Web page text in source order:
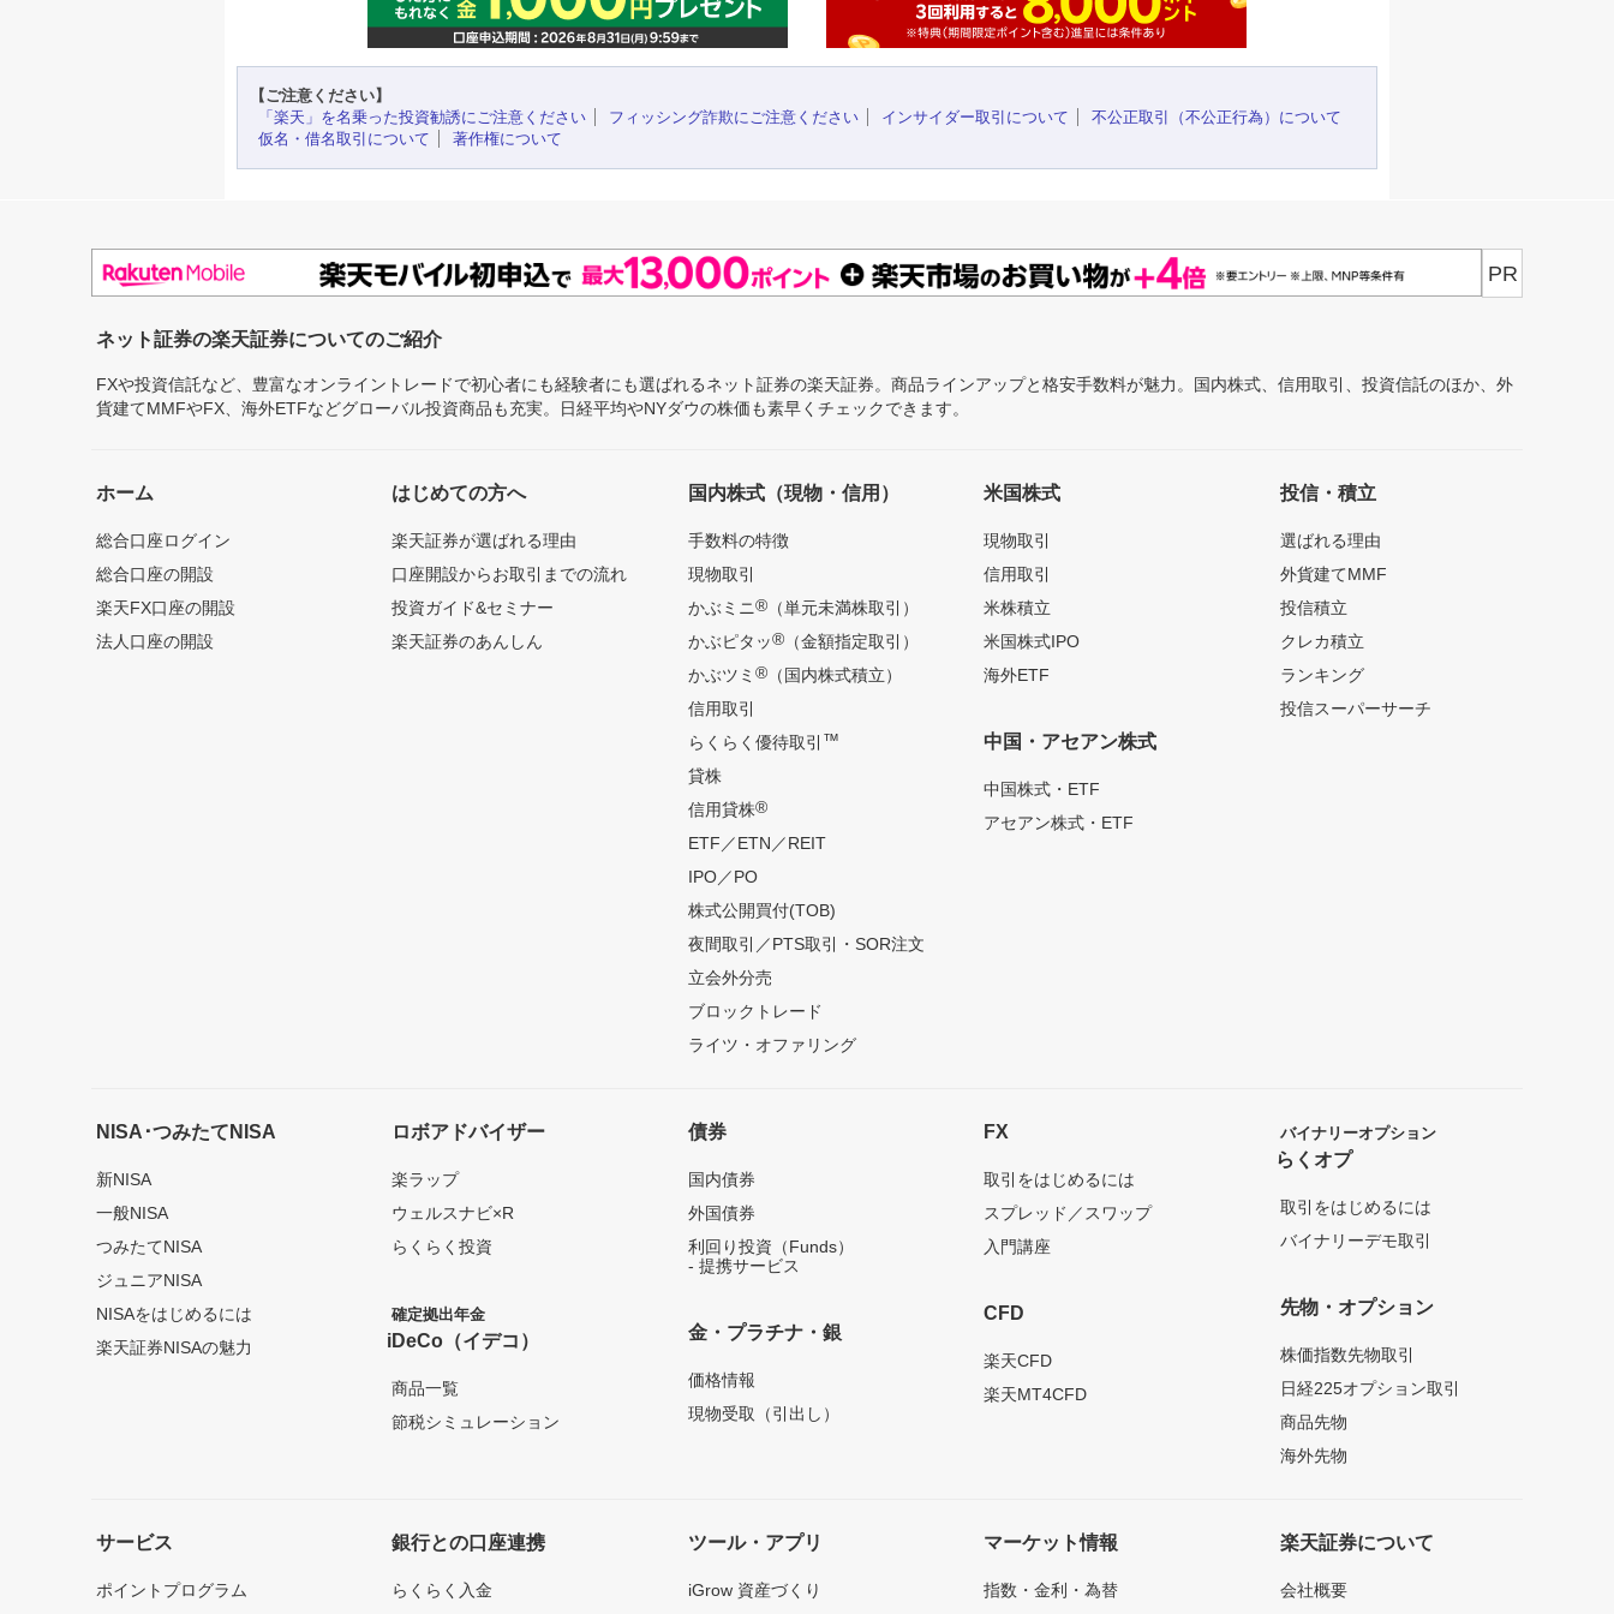
【ご注意ください】
「楽天」を名乗った投資勧誘にご注意ください
フィッシング詐欺にご注意ください インサイダー取引について
不公正取引（不公正行為）について
仮名・借名取引について
著作権について
PR
ネット証券の楽天証券についてのご紹介
FXや投資信託など、豊富なオンライントレードで初心者にも経験者にも選ばれるネット証券の楽天証券。商品ラインアップと格安手数料が魅力。国内株式、信用取引、投資信託のほか、外
貨建てMMFやFX、海外ETFなどグローバル投資商品も充実。日経平均やNYダウの株価も素早くチェックできます。
ホーム
総合口座ログイン
総合口座の開設
楽天FX口座の開設
法人口座の開設
はじめての方へ
楽天証券が選ばれる理由
口座開設からお取引までの流れ
投資ガイド&セミナー
楽天証券のあんしん
国内株式（現物・信用）
手数料の特徴
現物取引
かぶミニ®（単元未満株取引）
かぶピタッ®（金額指定取引）
かぶツミ ®（国内株式積立）
信用取引
らくらく優待取引 ™
貸株
信用貸株®
ETF／ETN／REIT
IPO／PO
株式公開買付(TOB)
夜間取引／PTS取引・SOR注文
立会外分売
ブロックトレード
ライツ・オファリング
米国株式
現物取引
信用取引
米株積立
米国株式IPO
海外ETF
中国・アセアン株式
中国株式・ETF
アセアン株式・ETF
投信・積立
選ばれる理由
外貨建てMMF
投信積立
クレカ積立
ランキング
投信スーパーサーチ
NISA･つみたてNISA
新NISA
一般NISA
つみたてNISA
ジュニアNISA
NISAをはじめるには
楽天証券NISAの魅力
ロボアドバイザー
楽ラップ
ウェルスナビ×R
らくらく投資
確定拠出年金
iDeCo（イデコ）
商品一覧
節税シミュレーション
債券
国内債券
外国債券
利回り投資（Funds）
- 提携サービス
金・プラチナ・銀
価格情報
現物受取（引出し）
FX
取引をはじめるには
スプレッド／スワップ
入門講座
CFD
楽天CFD
楽天MT4CFD
バイナリーオプション
らくオプ
取引をはじめるには
バイナリーデモ取引
先物・オプション
株価指数先物取引
日経225オプション取引
商品先物
海外先物
サービス
ポイントプログラム
銀行との口座連携
らくらく入金
ツール・アプリ
iGrow 資産づくり
マーケット情報
指数・金利・為替
楽天証券について
会社概要